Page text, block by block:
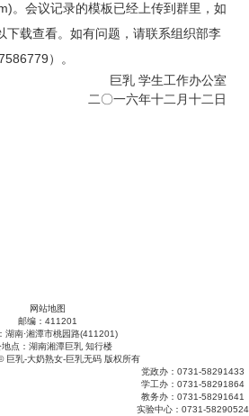
)。会议记录的模板已经上传到群里，如
下载查看。如有问题，请联系组织部李
）。
巨乳 学生工作办公室
二〇一六年十二月十二日
网站地图
邮编：411201
湖南·湘潭市桃园路(411201)
地点：湖南湘潭巨乳 知行楼
巨乳-大奶熟女-巨乳无码 版权所有
党政办：0731-58291433
学工办：0731-58291864
教务办：0731-58291641
实验中心：0731-58290524